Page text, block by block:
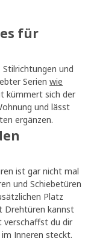
für
Stilrichtungen und
Serien wie
kümmert sich der
und lässt
ergänzen.
ist gar nicht mal
und Schiebetüren
Platz
Drehtüren kannst
verschaffst du dir
Inneren steckt.